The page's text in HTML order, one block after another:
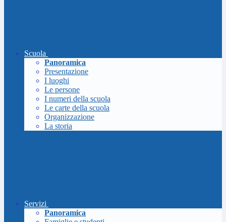
Scuola
Panoramica
Presentazione
I luoghi
Le persone
I numeri della scuola
Le carte della scuola
Organizzazione
La storia
Servizi
Panoramica